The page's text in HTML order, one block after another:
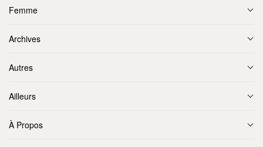
Femme
Archives
Autres
Ailleurs
À Propos